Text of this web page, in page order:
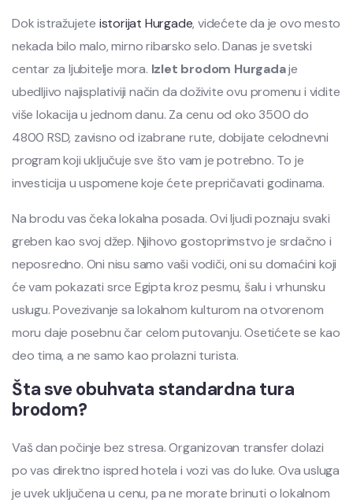
Dok istražujete istorijat Hurgade, videćete da je ovo mesto
nekada bilo malo, mirno ribarsko selo. Danas je svetski
centar za ljubitelje mora. Izlet brodom Hurgadaje
ubedljivo najisplativiji način da doživite ovu promenu i vidite
više lokacija u jednom danu. Za cenu od oko 3500 do
4800 RSD, zavisno od izabrane rute, dobijate celodnevni
program koji uključuje sve što vam je potrebno. To je
investicija u uspomene koje ćete prepričavati godinama.
Na brodu vas čeka lokalna posada. Ovi ljudi poznaju svaki
greben kao svoj džep. Njihovo gostoprimstvo je srdačno i
neposredno. Oni nisu samo vaši vodiči, oni su domaćini koji
će vam pokazati srce Egipta kroz pesmu, šalu i vrhunsku
uslugu. Povezivanje sa lokalnom kulturom na otvorenom
moru daje posebnu čar celom putovanju. Osetićete se kao
deo tima, a ne samo kao prolazni turista.
Šta sve obuhvata standardna tura
brodom?
Vaš dan počinje bez stresa. Organizovan transfer dolazi
po vas direktno ispred hotela i vozi vas do luke. Ova usluga
je uvek uključena u cenu, pa ne morate brinuti o lokalnom